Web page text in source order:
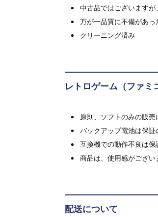
中古品ではございますが
万が一品質に不備があっ
クリーニング済み
レトロゲーム（ファミ
原則、ソフトのみの販売
バックアップ電池は保証
互換機での動作不良は保
商品は、使用感がござい
配送について